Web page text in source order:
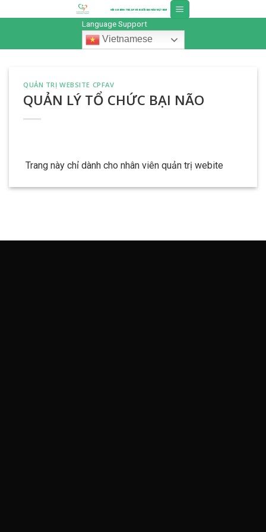
to
Language Support
Vietnamese
QUẢN TRỊ WEBSITE CPFAV
QUẢN LÝ TỔ CHỨC BẠI NÃO
Trang này chỉ dành cho nhân viên quản trị webite